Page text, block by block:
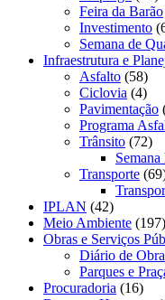
Feira da Barão
Investimento
Semana de
Infraestrutura e
Asfalto (58)
Ciclovia (4)
Pavimentação
Programa
Trânsito (72)
Transporte
IPLAN (42)
Meio Ambiente (197)
Obras e Serviços
Diário de
Parques e
Procuradoria (16)